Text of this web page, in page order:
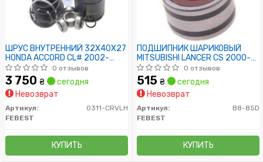
ШРУС ВНУТРЕННИЙ 32X40X27
HONDA ACCORD CL# 2002-
2008
0 отзывов
3 750 ₴
сегодня
Невозврат
Артикул:
0311-CRVLH
FEBEST
КУПИТЬ
ПОДШИПНИК ШАРИКОВЫЙ
MITSUBISHI LANCER CS 2000-
2009
0 отзывов
515 ₴
сегодня
Невозврат
Артикул:
B8-85D
FEBEST
КУПИТЬ